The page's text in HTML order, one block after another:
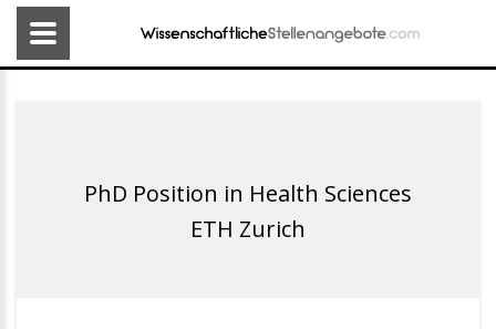
PhD Position in Health Sciences
ETH Zurich